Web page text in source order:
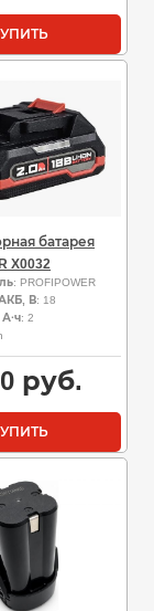
батарея
X0032
: PROFIPOWER
В: 18
: 2
руб.